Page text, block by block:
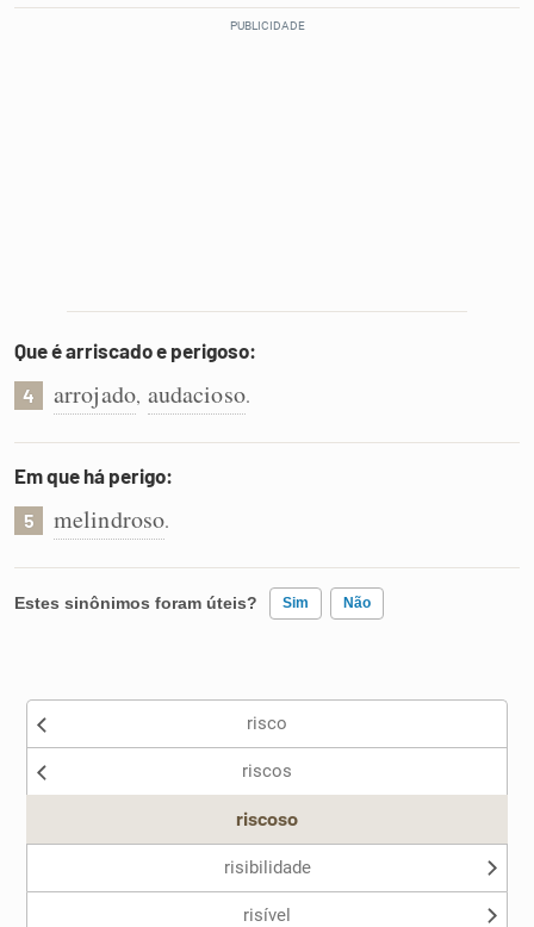
Que é arriscado e perigoso:
4 arrojado, audacioso.
Em que há perigo:
5 melindroso.
Estes sinônimos foram úteis? Sim Não
Nenhum dos sinônimos apresentados me ajudou
risco
riscos
riscoso
risibilidade
risível